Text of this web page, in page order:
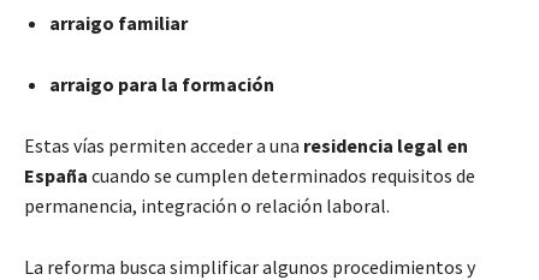
arraigo familiar
arraigo para la formación
Estas vías permiten acceder a una residencia legal en
España cuando se cumplen determinados requisitos de
permanencia, integración o relación laboral.
La reforma busca simplificar algunos procedimientos y